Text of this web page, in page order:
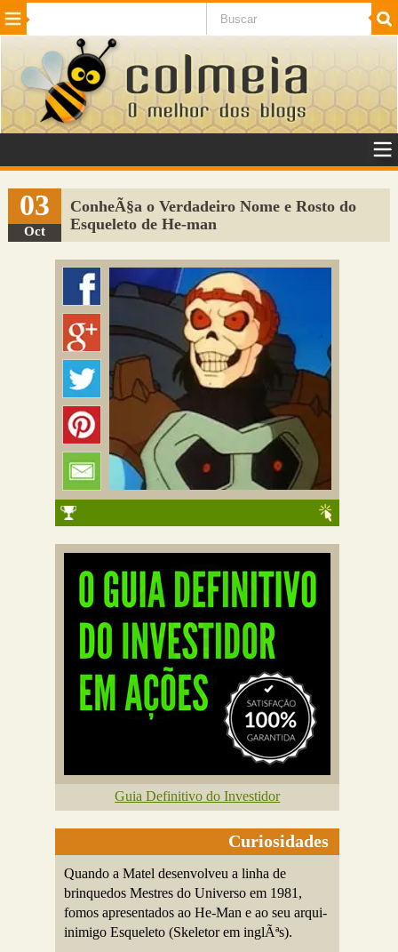
Beleza Cinema e TV
Internet Jogos NotÃ­cias SaÃºde
VeÃ­culos Adulto
Sugerir Link
Adicionar Blog
Colmeia Exchange
Perguntas Frequentes
03
Oct
ConheÃ§a o Verdadeiro Nome e Rosto do
Esqueleto de He-man
Guia Definitivo do Investidor
Curiosidades
Quando a Matel desenvolveu a linha de
brinquedos Mestres do Universo em 1981,
fomos apresentados ao He-Man e ao seu arqui-
inimigo Esqueleto (Skeletor em inglÃªs).